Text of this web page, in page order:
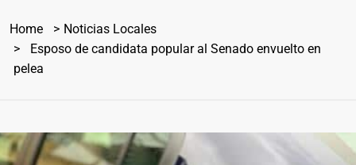
Home
Noticias Locales
Esposo de candidata popular al Senado envuelto en
pelea